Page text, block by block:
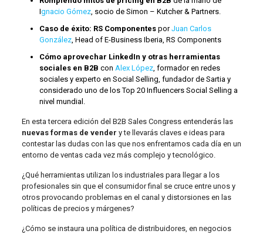
Ignacio Gómez, socio de Simon – Kutcher & Partners.
Caso de éxito: RS ComponentesporJuan Carlos
González, Head of E-Business Iberia, RS Components
Cómo aprovechar LinkedIn y otras herramientas
sociales en B2B con Alex López, formador en redes
sociales y experto en Social Selling, fundador de Sartia y
considerado uno de los Top 20 Influencers Social Selling a
nivel mundial.
En esta tercera edición del B2B Sales Congress entenderás las
nuevas formas de vender y te llevarás claves e ideas para
contestar las dudas con las que nos enfrentamos cada día en un
entorno de ventas cada vez más complejo y tecnológico.
¿Qué herramientas utilizan los industriales para llegar a los
profesionales sin que el consumidor final se cruce entre unos y
otros provocando problemas en el canal y distorsiones en las
políticas de precios y márgenes?
¿Cómo se instaura una política de distribuidores, en negocios